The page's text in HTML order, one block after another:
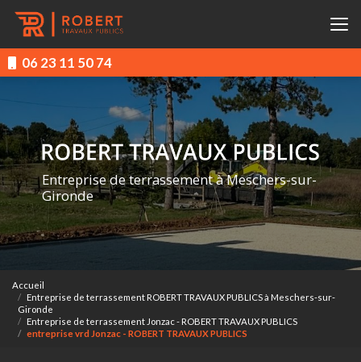
contenu
principal
06 23 11 50 74
Entreprise de terrassement à Meschers-sur-
Gironde
Accueil
Entreprise de terrassement ROBERT TRAVAUX PUBLICS à Meschers-sur-
Gironde
Entreprise de terrassement Jonzac - ROBERT TRAVAUX PUBLICS
entreprise vrd Jonzac - ROBERT TRAVAUX PUBLICS